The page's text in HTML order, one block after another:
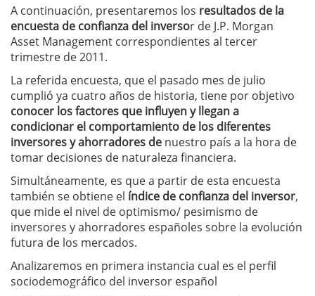
A continuación, presentaremos los resultados de la
encuesta de confianza del inversor de J.P. Morgan
Asset Management correspondientes al tercer
trimestre de 2011.
La referida encuesta, que el pasado mes de julio
cumplió ya cuatro años de historia, tiene por objetivo
conocer los factores que influyen y llegan a
condicionar el comportamiento de los diferentes
inversores y ahorradores de nuestro país a la hora de
tomar decisiones de naturaleza financiera.
Simultáneamente, es que a partir de esta encuesta
también se obtiene el índice de confianza del inversor,
que mide el nivel de optimismo/ pesimismo de
inversores y ahorradores españoles sobre la evolución
futura de los mercados.
Analizaremos en primera instancia cual es el perfil
sociodemográfico del inversor español